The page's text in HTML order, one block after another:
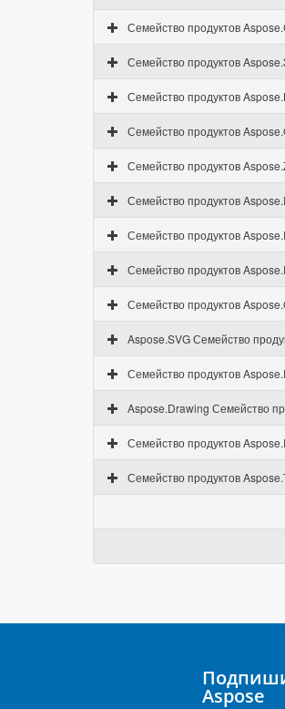
Семейство продуктов
Семейство продуктов
Семейство продуктов
Семейство продуктов
Семейство продуктов
Семейство продуктов
Семейство продуктов
Семейство продуктов
Семейство продуктов
Aspose.SVG Семейство
Семейство продуктов
Aspose.Drawing Семейство
Семейство продуктов
Семейство продуктов
Aspose